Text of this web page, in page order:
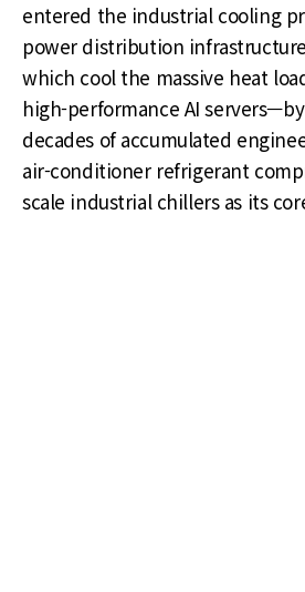
entered the industrial cooling
power distribution
which cool the massive heat
high-performance AI
decades of accumulated
air-conditioner refrigerant
scale industrial chillers as its